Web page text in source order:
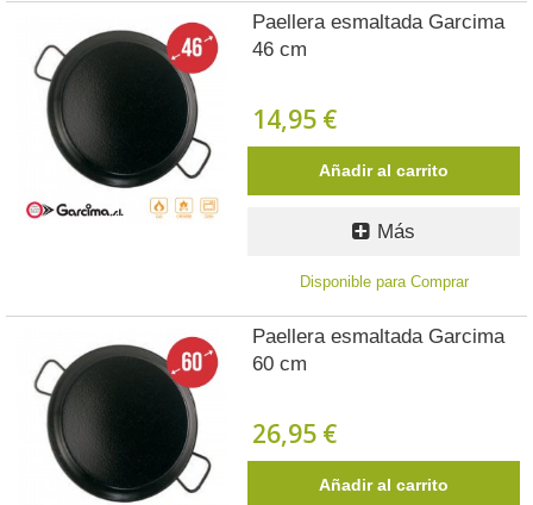
Paellera esmaltada Garcima
46 cm
14,95 €
Añadir al carrito
Más
Disponible para Comprar
Paellera esmaltada Garcima
60 cm
26,95 €
Añadir al carrito